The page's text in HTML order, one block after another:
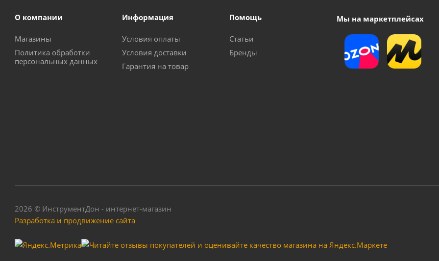
О компании
Магазины
Политика обработки
персональных данных
Информация
Условия оплаты
Условия доставки
Гарантия на товар
Помощь
Статьи
Бренды
Мы на маркетплейсах
2026 © ИнструментДон - интернет-магазин
Разработка и продвижение сайта